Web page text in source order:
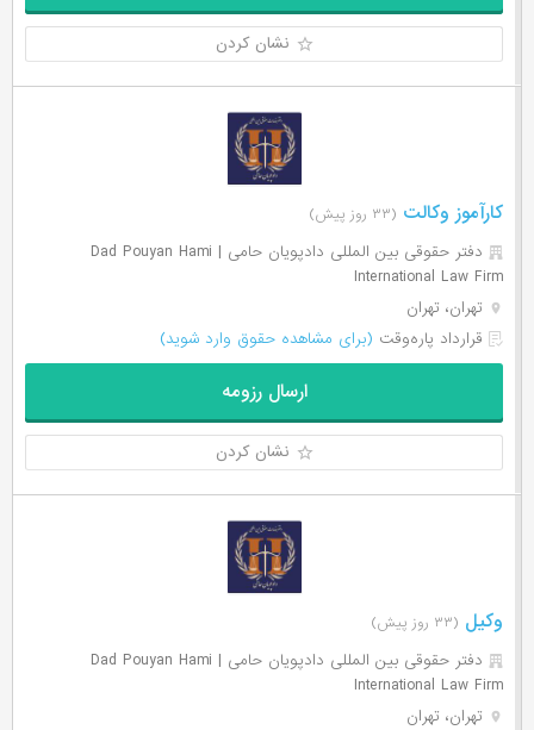
نشان کردن
کارآموز وکالت (۳۳ روز پیش)
دفتر حقوقی بین المللی دادپویان حامی | Dad Pouyan Hami
International Law Firm
تهران، تهران
قرارداد پاره‌وقت (برای مشاهده حقوق وارد شوید)
ارسال رزومه
نشان کردن
وکیل (۳۳ روز پیش)
دفتر حقوقی بین المللی دادپویان حامی | Dad Pouyan Hami
International Law Firm
تهران، تهران